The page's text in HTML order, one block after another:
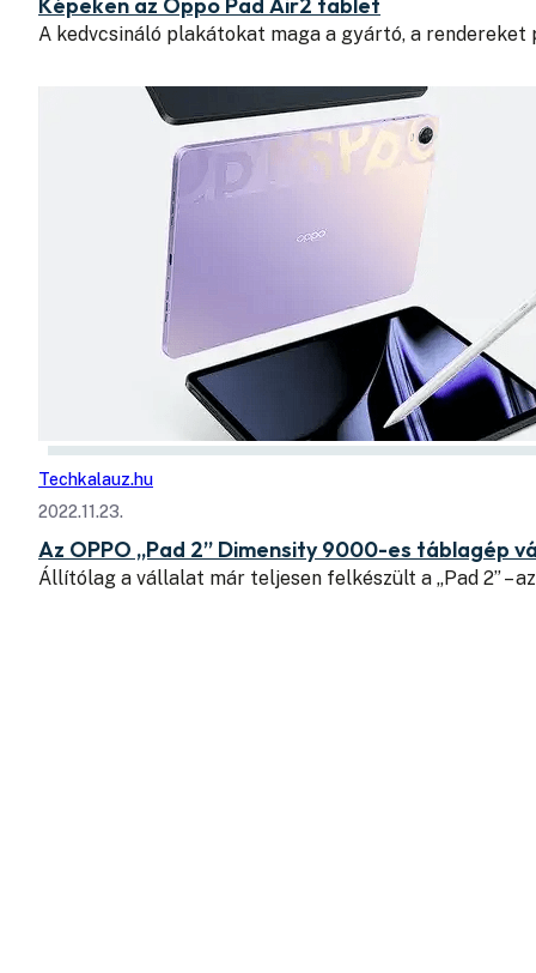
Képeken az Oppo Pad Air2 tablet
A kedvcsináló plakátokat maga a gyártó, a rendereket
Techkalauz.hu
2022.11.23.
Az OPPO „Pad 2” Dimensity 9000-es táblagép
Állítólag a vállalat már teljesen felkészült a „Pad 2” –